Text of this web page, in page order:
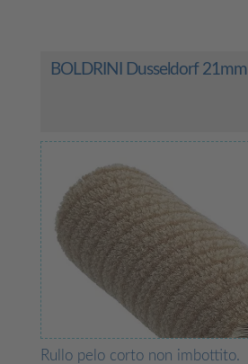
BOLDRINI Dusseldorf 21mm
Rullo pelo corto non imbottito.